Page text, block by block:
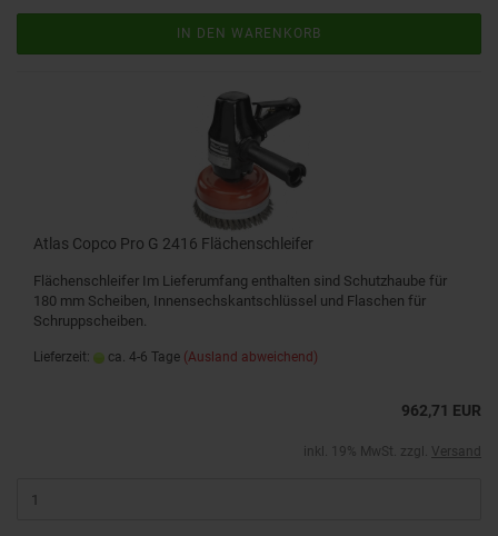
IN DEN WARENKORB
Atlas Copco Pro G 2416 Flächenschleifer
Flächenschleifer Im Lieferumfang enthalten sind Schutzhaube für
180 mm Scheiben, Innensechskantschlüssel und Flaschen für
Schruppscheiben.
Lieferzeit: ca. 4-6 Tage (Ausland abweichend)
962,71 EUR
inkl. 19% MwSt. zzgl. Versand